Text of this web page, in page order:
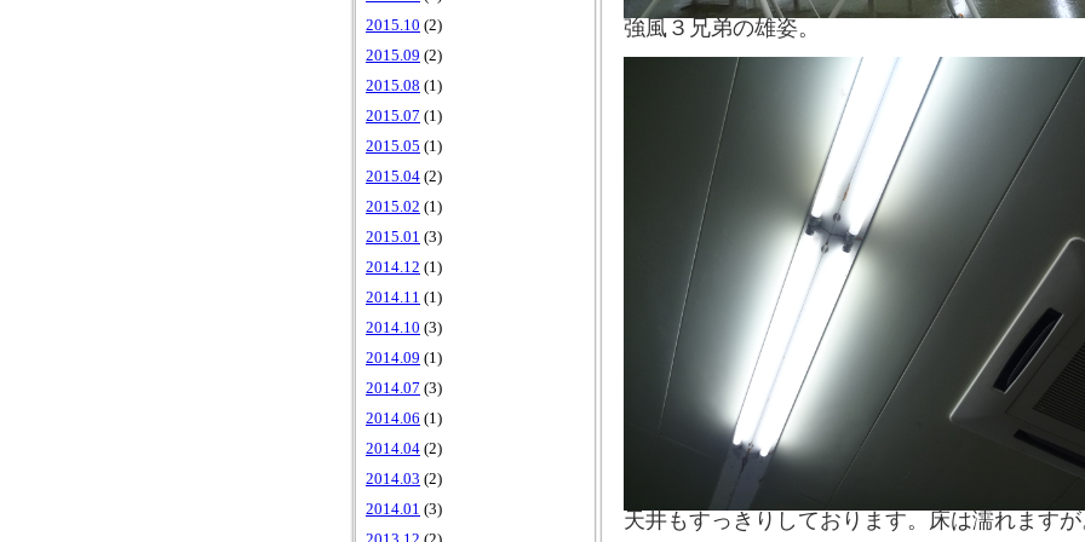
2015.10 (2)
2015.09 (2)
2015.08 (1)
2015.07 (1)
2015.05 (1)
2015.04 (2)
2015.02 (1)
2015.01 (3)
2014.12 (1)
2014.11 (1)
2014.10 (3)
2014.09 (1)
2014.07 (3)
2014.06 (1)
2014.04 (2)
2014.03 (2)
2014.01 (3)
強風３兄弟の雄姿。
天井もすっきりしております。床は濡れます